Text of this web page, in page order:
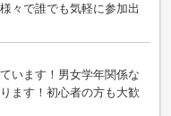
々で誰でも気軽に参加出
います！男女学年関係な
ます！初心者の方も大歓